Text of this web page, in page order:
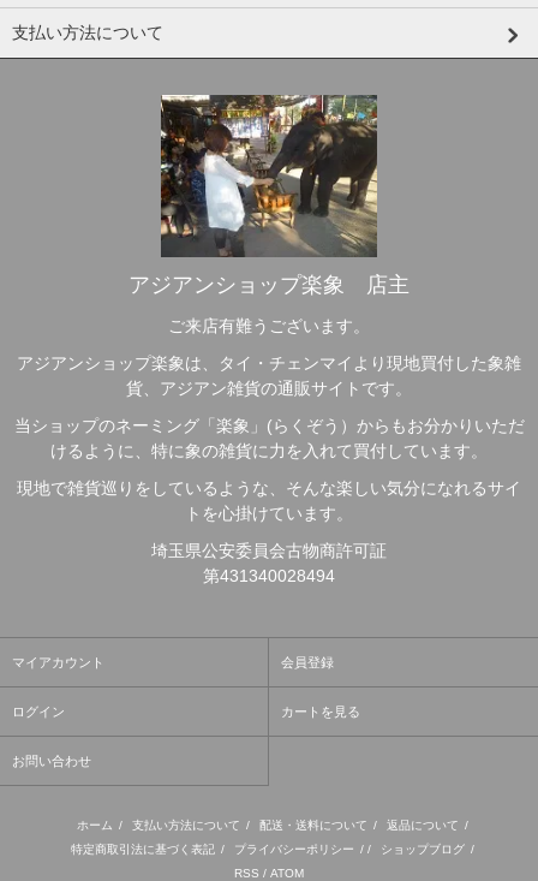
支払い方法について
アジアンショップ楽象 店主
ご来店有難うございます。
アジアンショップ楽象は、タイ・チェンマイより現地買付した象雑
貨、アジアン雑貨の通販サイトです。
当ショップのネーミング「楽象」(らくぞう）からもお分かりいただ
けるように、特に象の雑貨に力を入れて買付しています。
現地で雑貨巡りをしているような、そんな楽しい気分になれるサイ
トを心掛けています。
埼玉県公安委員会古物商許可証
第431340028494
マイアカウント 会員登録
ログイン カートを見る
お問い合わせ
ホーム / 支払い方法について / 配送・送料について / 返品について /
特定商取引法に基づく表記 / プライバシーポリシー / / ショップブログ /
RSS / ATOM